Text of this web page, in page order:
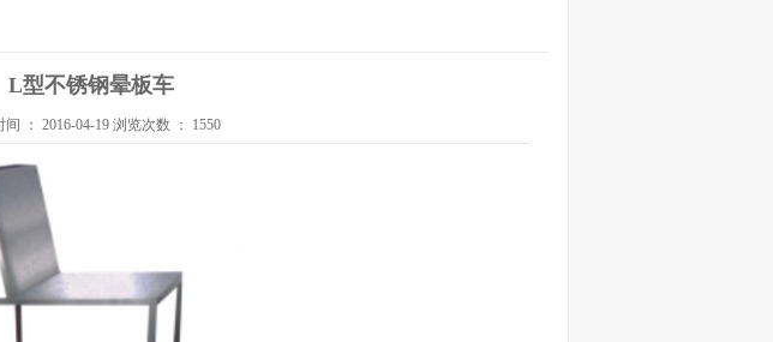
L型不锈钢晕板车
间 ： 2016-04-19 浏览次数 ： 1550